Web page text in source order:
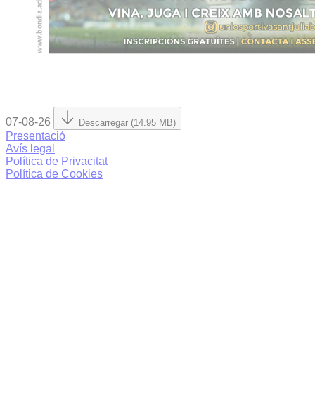
07-08-26 Descarregar (14.95 MB)
Presentació
Avís legal
Política de Privacitat
Política de Cookies